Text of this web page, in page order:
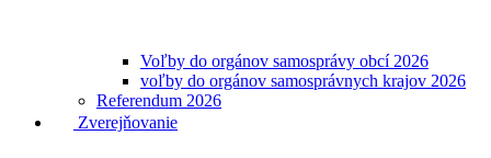
Voľby do orgánov samosprávy obcí 2026
voľby do orgánov samosprávnych krajov 2026
Referendum 2026
Zverejňovanie